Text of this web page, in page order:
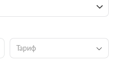
Тариф